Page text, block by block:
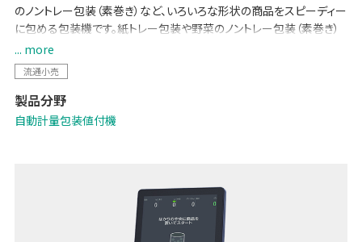
のノントレー包装（素巻き）など、いろいろな形状の商品をスピーディー
に包める包装機です。紙トレー包装や野菜のノントレー包装（素巻き）
でフィルムの使用量を必要最低限に抑え、プラスチック使用の抑制に
も貢献します。
従来モデルから「ボタンや文字が大きく見やすい15インチ大画面」
「Wi-Fi子機を標準搭載することで、マスター管理のための配線工事が
不要に」など、各種機能を強化。POSとのデータ連携で生鮮バックルー
... more
流通小売
製品分野
自動計量包装値付機